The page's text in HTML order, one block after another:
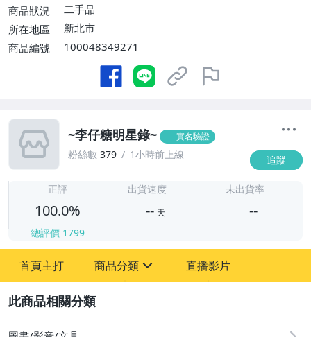
商品狀況
二手品
所在地區
新北市
商品編號
100048349271
~李仔糖明星錄~ 實名驗證
粉絲數 379 1小時前上線 追蹤
正評
100.0%
總評價 1799
出貨速度
-- 天
未出貨率
--
首頁主打 商品分類
圖書/影音/文具
古董、藝術與礦石
直播影片